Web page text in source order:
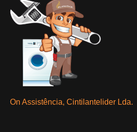
On Assistência, Cintilantelider Lda.